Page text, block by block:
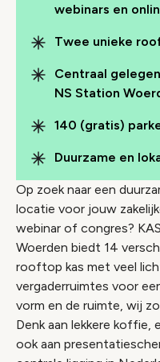
webinars en
Twee unieke
Centraal
NS Station
140 (gratis)
Duurzame en
Op zoek naar een
locatie voor jouw
webinar of congres?
Woerden biedt 14
rooftop kas met veel
vergaderruimtes voor
vorm en de ruimte, wij
Denk aan lekkere koffie,
ook aan